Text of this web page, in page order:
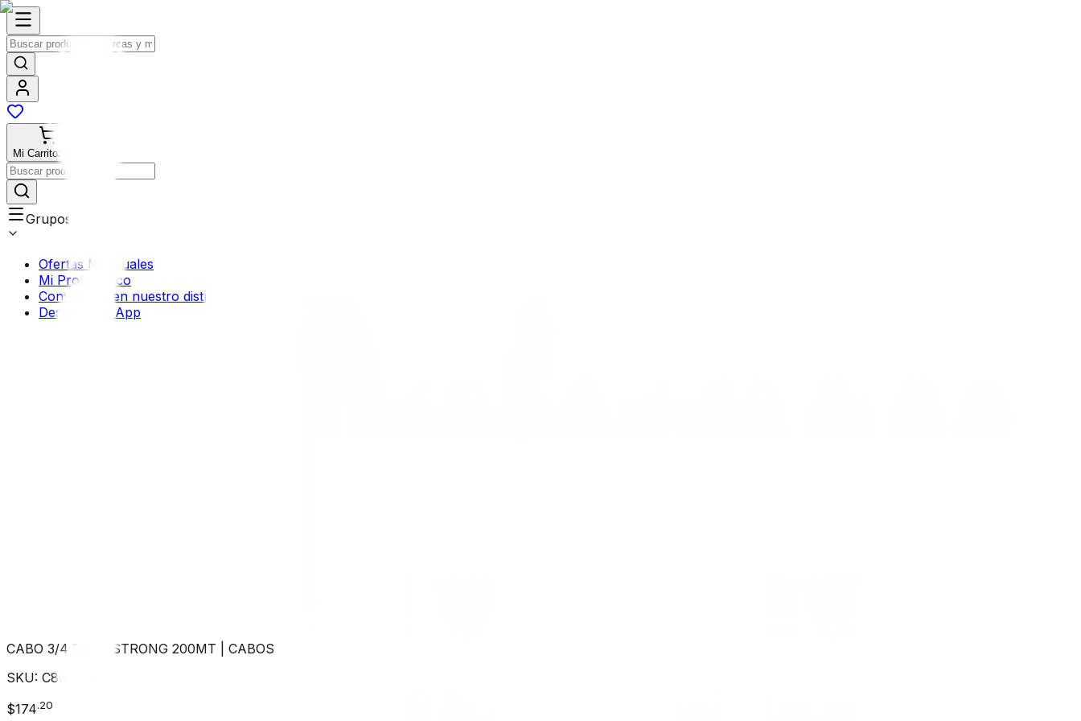
Mi Carrito$0.00
Grupos
Ofertas Mensuales
Mi Profermaco
Conviértete en nuestro distribuidor
Descarga la App
CABO 3/4 ROPE STRONG 200MT
CABOS
SKU: C800250
$174.20